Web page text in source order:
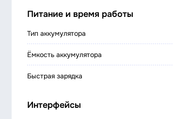
Питание и время работы
Тип аккумулятора
Ёмкость аккумулятора
Быстрая зарядка
Интерфейсы